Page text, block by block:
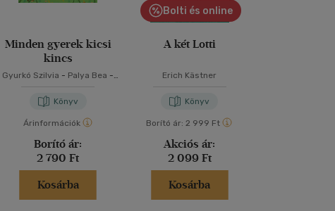
Minden gyerek kicsi
kincs
Gyurkó Szilvia - Palya Bea -
Könyv
Árinformációk
Borító ár:
2 790 Ft
Kosárba
Bolti és online
A két Lotti
Erich Kästner
Könyv
Borító ár: 2 999 Ft
Akciós ár:
2 099 Ft
Kosárba